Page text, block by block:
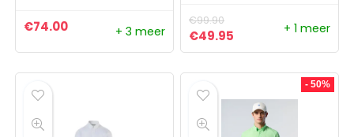
€74.00 + 3 meer
€99.90
Oorspronkelijke prijs
€49.95 Huidige prijs is:
+ 1 meer
- 50%